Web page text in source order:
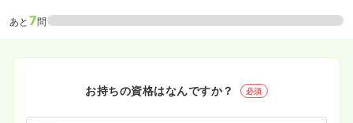
あと 7問
お持ちの資格はなんですか？ 必須